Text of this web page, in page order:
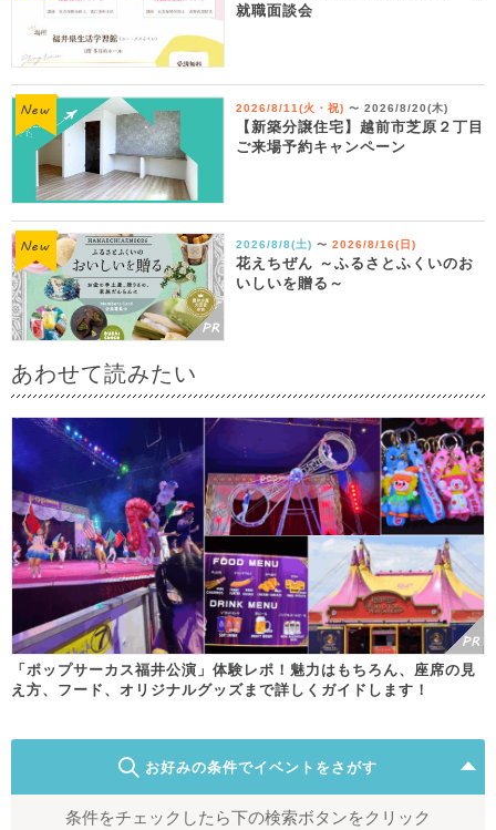
就職面談会
2026/8/11(火・祝) 〜 2026/8/20(木)
【新築分譲住宅】越前市芝原２丁目
ご来場予約キャンペーン
2026/8/8(土) 〜 2026/8/16(日)
花えちぜん ～ふるさとふくいのお
いしいを贈る～
あわせて読みたい
「ポップサーカス福井公演」体験レポ！魅力はもちろん、座席の見
え方、フード、オリジナルグッズまで詳しくガイドします！
お好みの条件でイベントをさがす
条件をチェックしたら下の検索ボタンをクリック